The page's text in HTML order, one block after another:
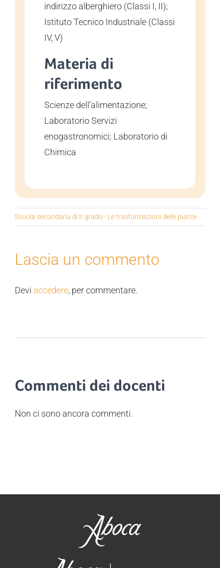
indirizzo alberghiero (Classi I, II);
Istituto Tecnico Industriale (Classi
IV, V)
Materia di
riferimento
Scienze dell’alimentazione;
Laboratorio Servizi
enogastronomici; Laboratorio di
Chimica
Scuola secondaria di II grado - Le trasformazioni delle piante
Lascia un commento
Devi accedere, per commentare.
Commenti dei docenti
Non ci sono ancora commenti.